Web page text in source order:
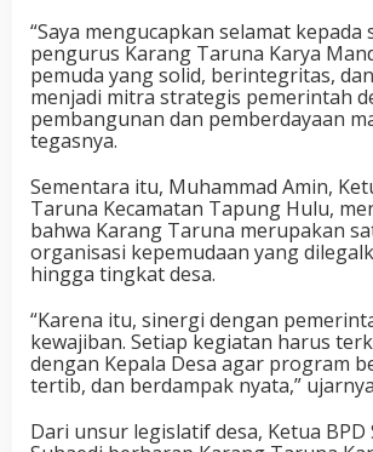
“Saya mengucapkan selamat kepada
pengurus Karang Taruna Karya
pemuda yang solid, berintegritas,
menjadi mitra strategis pemerintah
pembangunan dan pemberdayaan
tegasnya.
Sementara itu, Muhammad Amin,
Taruna Kecamatan Tapung Hulu,
bahwa Karang Taruna merupakan
organisasi kepemudaan yang
hingga tingkat desa.
“Karena itu, sinergi dengan
kewajiban. Setiap kegiatan harus
dengan Kepala Desa agar program
tertib, dan berdampak nyata,”
Dari unsur legislatif desa, Ketua BPD